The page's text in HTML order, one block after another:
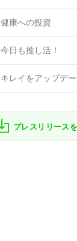
健康への投資
今日も推し活！
キレイをアップデー
プレスリリース